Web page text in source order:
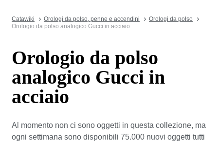
Catawiki Orologi da polso, penne e accendini
Orologi da polso
Orologio da polso analogico Gucci in acciaio
Orologio da polso
analogico Gucci in
acciaio
Al momento non ci sono oggetti in questa collezione, ma
ogni settimana sono disponibili 75.000 nuovi oggetti tutti